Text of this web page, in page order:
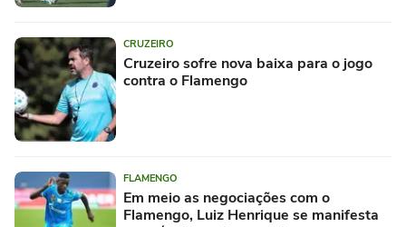
CRUZEIRO
Cruzeiro sofre nova baixa para o jogo
contra o Flamengo
FLAMENGO
Em meio as negociações com o
Flamengo, Luiz Henrique se manifesta